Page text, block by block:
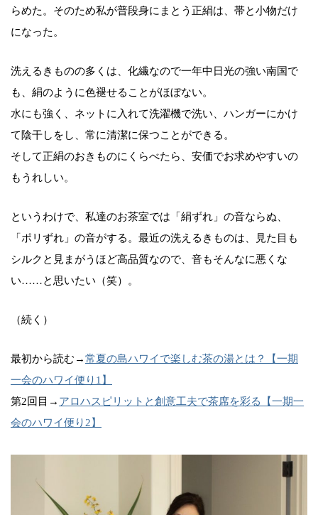
らめた。そのため私が普段身にまとう正絹は、帯と小物だけ
になった。
洗えるきものの多くは、化繊なので一年中日光の強い南国で
も、絹のように色褪せることがほぼない。
水にも強く、ネットに入れて洗濯機で洗い、ハンガーにかけ
て陰干しをし、常に清潔に保つことができる。
そして正絹のおきものにくらべたら、安価でお求めやすいの
もうれしい。
というわけで、私達のお茶室では「絹ずれ」の音ならぬ、
「ポリずれ」の音がする。最近の洗えるきものは、見た目も
シルクと見まがうほど高品質なので、音もそんなに悪くな
い……と思いたい（笑）。
（続く）
最初から読む→常夏の島ハワイで楽しむ茶の湯とは？【一期
一会のハワイ便り1】
第2回目→ アロハスピリットと創意工夫で茶席を彩る【一期一
会のハワイ便り2】